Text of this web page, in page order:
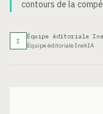
contours de la
I
Équipe éditoriale
Équipe éditoriale InekIA